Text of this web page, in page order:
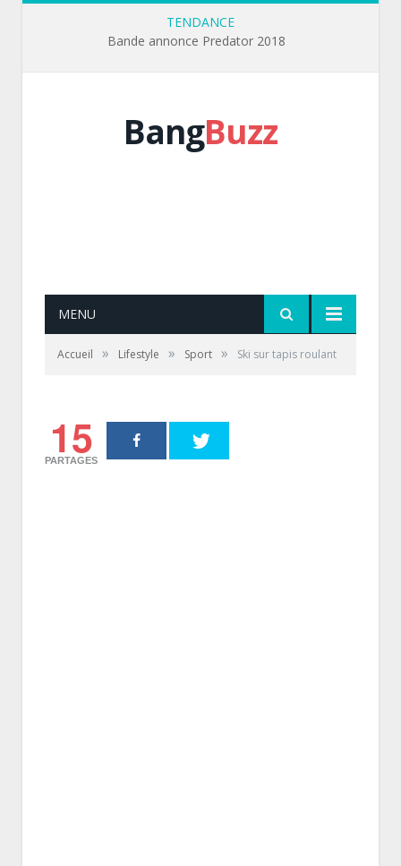
TENDANCE
Bande annonce Predator 2018
BangBuzz
MENU
Accueil » Lifestyle » Sport » Ski sur tapis roulant
15
PARTAGES